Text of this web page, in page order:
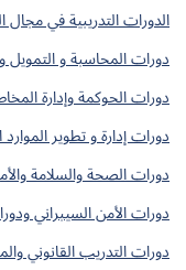
الدورات التدريبية في مجال
دورات المحاسبة و التمويل و
دورات الحوكمة وإدارة
دورات إدارة و تطوير
دورات الصحة والسلامة
دورات الأمن السيبراني
دورات التدريب القانوني